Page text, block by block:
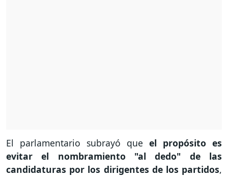
El parlamentario subrayó que el propósito es
evitar el nombramiento "al dedo" de las
candidaturas por los dirigentes de los partidos,